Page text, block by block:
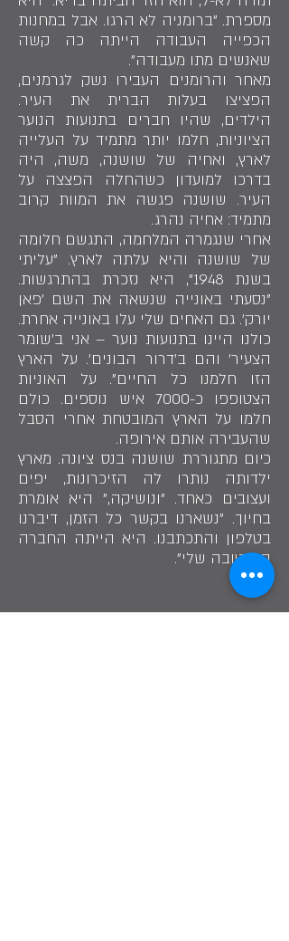
מספרת. "ברומניה לא הרגו. אבל במחנות
הכפייה העבודה הייתה כה קשה
שאנשים מתו מעבודה".
מאחר והרומנים העבירו נשק לגרמנים,
הפציצו בעלות הברית את העיר.
הילדים, שהיו חברים בתנועות הנוער
הציוניות, חלמו יותר מתמיד על העלייה
לארץ, ואחיה של שושנה, משה, היה
בדרכו למועדון כשהחלה הפצצה על
העיר. שושנה פגשה את המוות קרוב
מתמיד: אחיה נהרג.
אחרי שנגמרה המלחמה, התגשם חלומה
של שושנה והיא עלתה לארץ. "עליתי
בשנת 1948", היא נזכרת בהתרגשות.
"נסעתי באונייה שנשאה את השם 'פאן
יורק'. גם האחים שלי עלו באונייה אחרת.
כולנו היינו בתנועות נוער – אני ב'שומר
הצעיר' והם ב'דרור הבונים'. על הארץ
הזו חלמנו כל החיים". על האוניות
הצטופפו כ-7000 איש נוספים. כולם
חלמו על הארץ המובטחת אחרי הסבל
שהעבירה אותם אירופה.
כיום מתגוררת שושנה בנס ציונה. מארץ
ילדותה נותרו לה הזיכרונות, יפים
ועצובים כאחד. "ונושיקה," היא אומרת
בחיוך. "נשארנו בקשר כל הזמן, דיברנו
בטלפון והתכתבנו. היא הייתה החברה
הכי טובה שלי".